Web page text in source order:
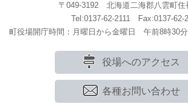
〒049-3192 北海道二海郡八雲町住
Tel:0137-62-2111 Fax:0137-62-
町役場開庁時間：月曜日から金曜日 午前8時30
役場へのアクセス
各種お問い合わせ